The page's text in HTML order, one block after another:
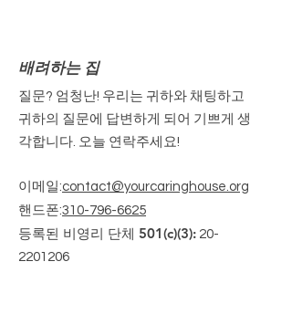
배려하는 집
질문? 엄청난! 우리는 귀하와 채팅하고
귀하의 질문에 답변하게 되어 기쁘게 생
각합니다. 오늘 연락주세요!
이메일:contact@yourcaringhouse.org
핸드폰:310-796-6625
등록된 비영리 단체 501(c)(3): 20-
2201206